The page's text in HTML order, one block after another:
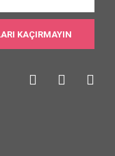
KAÇIRMAYIN